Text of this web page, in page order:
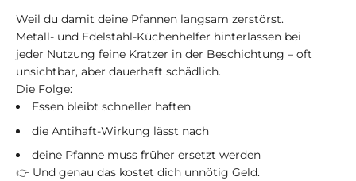
Weil du damit deine Pfannen langsam zerstörst.
Metall- und Edelstahl-Küchenhelfer hinterlassen bei
jeder Nutzung feine Kratzer in der Beschichtung – oft
unsichtbar, aber dauerhaft schädlich.
Die Folge:
Essen bleibt schneller haften
die Antihaft-Wirkung lässt nach
deine Pfanne muss früher ersetzt werden
👉 Und genau das kostet dich unnötig Geld.